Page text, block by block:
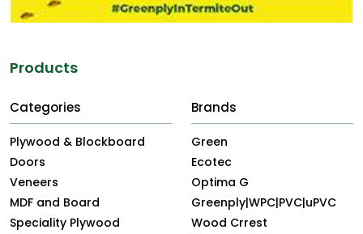
Products
Categories
Plywood & Blockboard
Doors
Veneers
MDF and Board
Speciality Plywood
Brands
Green
Ecotec
Optima G
Greenply|WPC|PVC|uPVC
Wood Crrest